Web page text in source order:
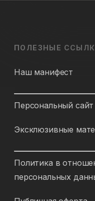
ПОЛЕЗНЫЕ
Наш манифест
Персональный
Эксклюзивные
Политика в
персональных